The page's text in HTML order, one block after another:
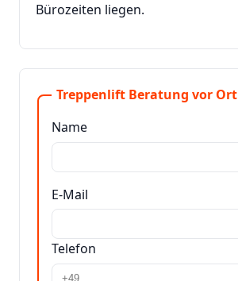
Bürozeiten liegen.
Treppenlift Beratung vor Ort
Name
E-Mail
Telefon